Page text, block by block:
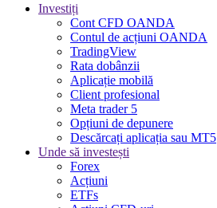
Investiți
Cont CFD OANDA
Contul de acțiuni OANDA
TradingView
Rata dobânzii
Aplicație mobilă
Client profesional
Meta trader 5
Opțiuni de depunere
Descărcați aplicația sau MT5
Unde să investești
Forex
Acțiuni
ETFs